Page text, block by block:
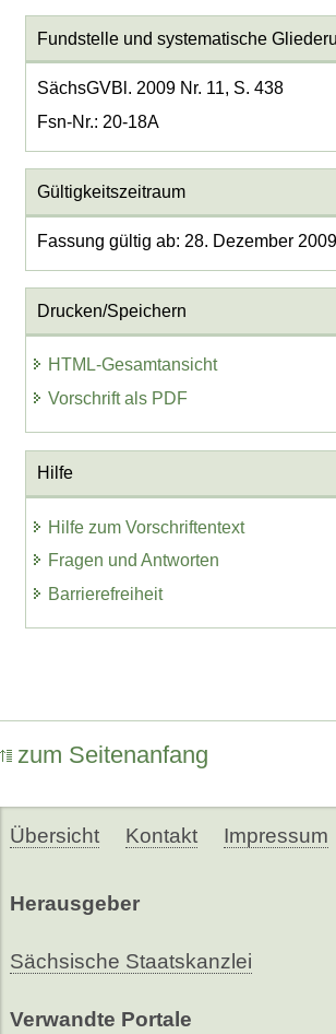
Fundstelle und systematische
SächsGVBl. 2009 Nr. 11, S. 438
Fsn-Nr.: 20-18A
Gültigkeitszeitraum
Fassung gültig ab: 28. Dezember 2009
Drucken/Speichern
HTML-Gesamtansicht
Vorschrift als PDF
Hilfe
Hilfe zum Vorschriftentext
Fragen und Antworten
Barrierefreiheit
zum Seitenanfang
Übersicht Kontakt Impressum
Herausgeber
Sächsische Staatskanzlei
Verwandte Portale